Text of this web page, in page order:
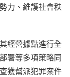
力、維護社會秩
經營據點進行全
署等多項策略同
獲幫派犯罪案件